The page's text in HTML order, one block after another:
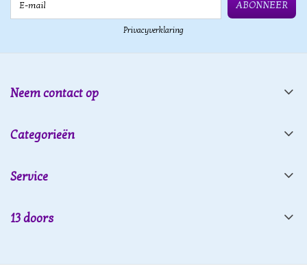
ABONNEER
Privacyverklaring
Neem contact op
Categorieën
Service
13 doors